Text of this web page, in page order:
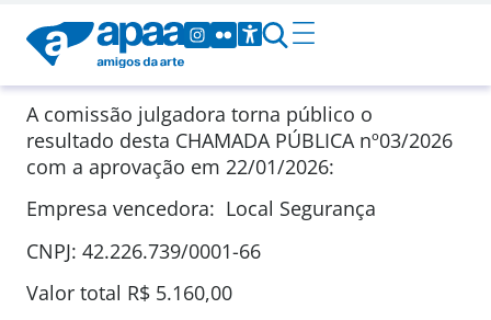
A comissão julgadora torna público o
resultado desta CHAMADA PÚBLICA nº03/2026
com a aprovação em 22/01/2026:
Empresa vencedora: Local Segurança
CNPJ: 42.226.739/0001-66
Valor total R$ 5.160,00